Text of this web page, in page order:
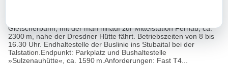
Gletscherbahn, mit der man hinauf zur Mittelstation Fernau, ca.
2300 m, nahe der Dresdner Hütte fährt. Betriebszeiten von 8 bis
16.30 Uhr. Endhaltestelle der Buslinie ins Stubaital bei der
Talstation.Endpunkt: Parkplatz und Bushaltestelle
»Sulzenauhütte«, ca. 1590 m.Anforderungen: Fast T4...